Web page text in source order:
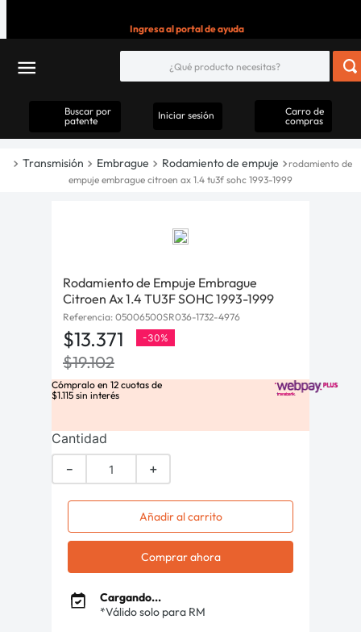
Ingresa al portal de ayuda
Buscar por
patente
Iniciar sesión
Carro de
compras
Transmisión Embrague Rodamiento de empuje
rodamiento de
empuje embrague citroen ax 1.4 tu3f sohc 1993-1999
Rodamiento de Empuje Embrague
Citroen Ax 1.4 TU3F SOHC 1993-1999
Referencia: 05006500SR036-1732-4976
$13.371 -30%
$19.102
Cómpralo en 12 cuotas de
$1.115 sin interés
Cantidad
＋
－
Añadir al carrito
Comprar ahora
Cargando...
*Válido solo para RM